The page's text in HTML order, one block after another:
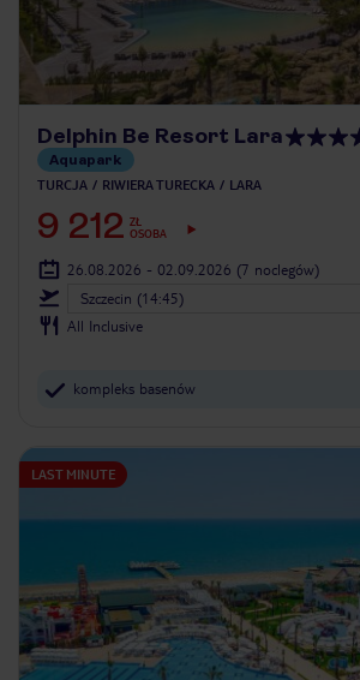
Delphin Be Resort Lara
Aquapark
TURCJA RIWIERA TURECKA LARA
9 212 ZŁ
OSOBA
26.08.2026 - 02.09.2026 (7 noclegów)
Szczecin (14:45)
All Inclusive
kompleks basenów
LAST MINUTE